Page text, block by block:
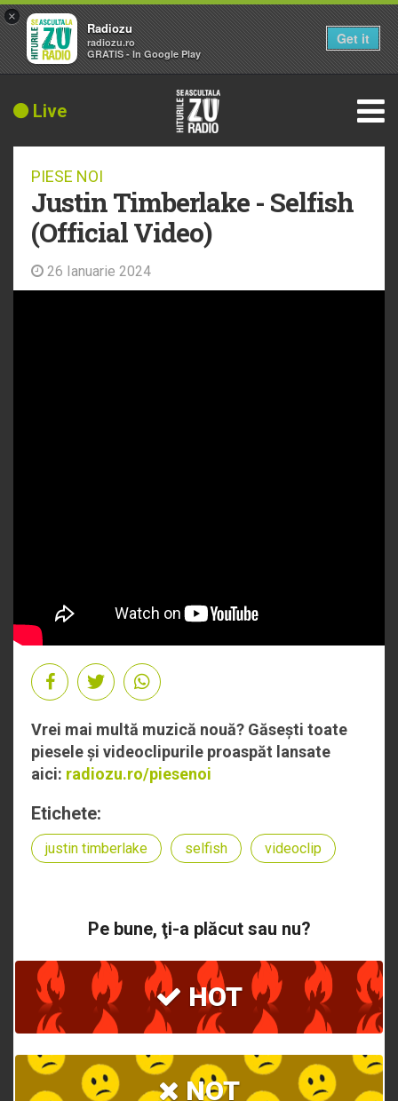
Live
PIESE NOI
Justin Timberlake - Selfish
(Official Video)
26 Ianuarie 2024
Vrei mai multă muzică nouă? Găsești toate
piesele și videoclipurile proaspăt lansate
aici: radiozu.ro/piesenoi
Etichete:
justin timberlake selfish videoclip
Pe bune, ţi-a plăcut sau nu?
HOT
NOT
×
Radiozu
radiozu.ro
GRATIS - In Google Play
Get it